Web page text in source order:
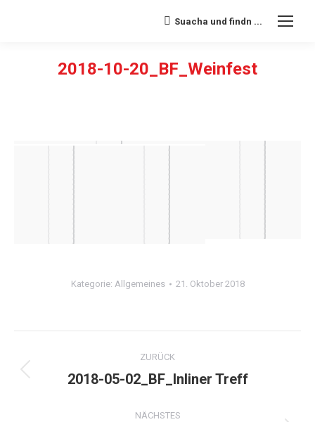
Search:
Suacha und findn ...
2018-10-20_BF_Weinfest
Kategorie: Allgemeines 21. Oktober 2018
Navigation
ZURÜCK
Vorheriges
2018-05-02_BF_Inliner Treff
NÄCHSTES